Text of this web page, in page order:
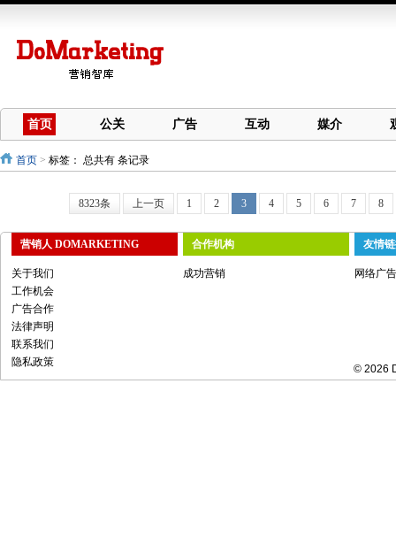
首页 公关 广告 互动 媒介
首页 > 标签： 总共有 条记录
8323条 上一页 1 2 3 4 5 6 7 8
营销人 DOMARKETING
关于我们
工作机会
广告合作
法律声明
联系我们
隐私政策
合作机构
成功营销
友情
网络广
© 2026